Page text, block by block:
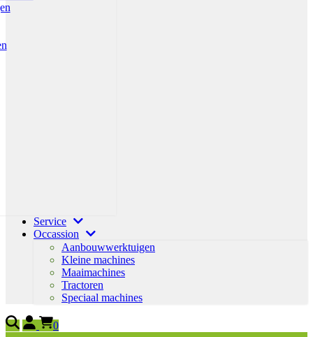
Service
Occassion
Aanbouwwerktuigen
Kleine machines
Maaimachines
Tractoren
Speciaal machines
0